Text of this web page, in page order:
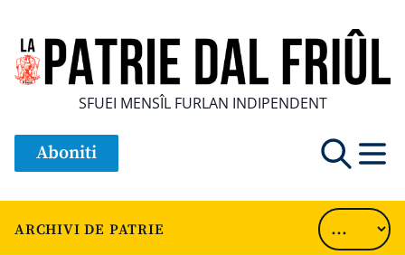
SFUEI MENSÎL FURLAN INDIPENDENT
Aboniti
ARCHIVI DE PATRIE